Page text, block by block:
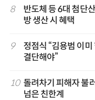
8
반도체 등 6대 첨단
방 생산 시 혜택
9
정점식 “김용범 이
결단해야”
10 돌려차기 피해자 불
넘은 친한계